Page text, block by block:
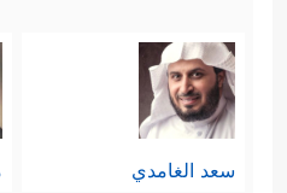
سعد الغامدي